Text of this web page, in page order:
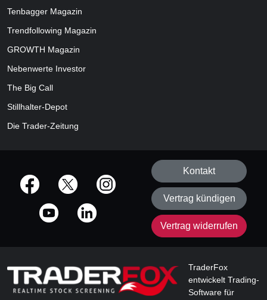
Tenbagger Magazin
Trendfollowing Magazin
GROWTH Magazin
Nebenwerte Investor
The Big Call
Stillhalter-Depot
Die Trader-Zeitung
offizielle Social Media-Accounts
Kontakt
Vertrag kündigen
Vertrag widerrufen
TraderFox
entwickelt Trading-
Software für